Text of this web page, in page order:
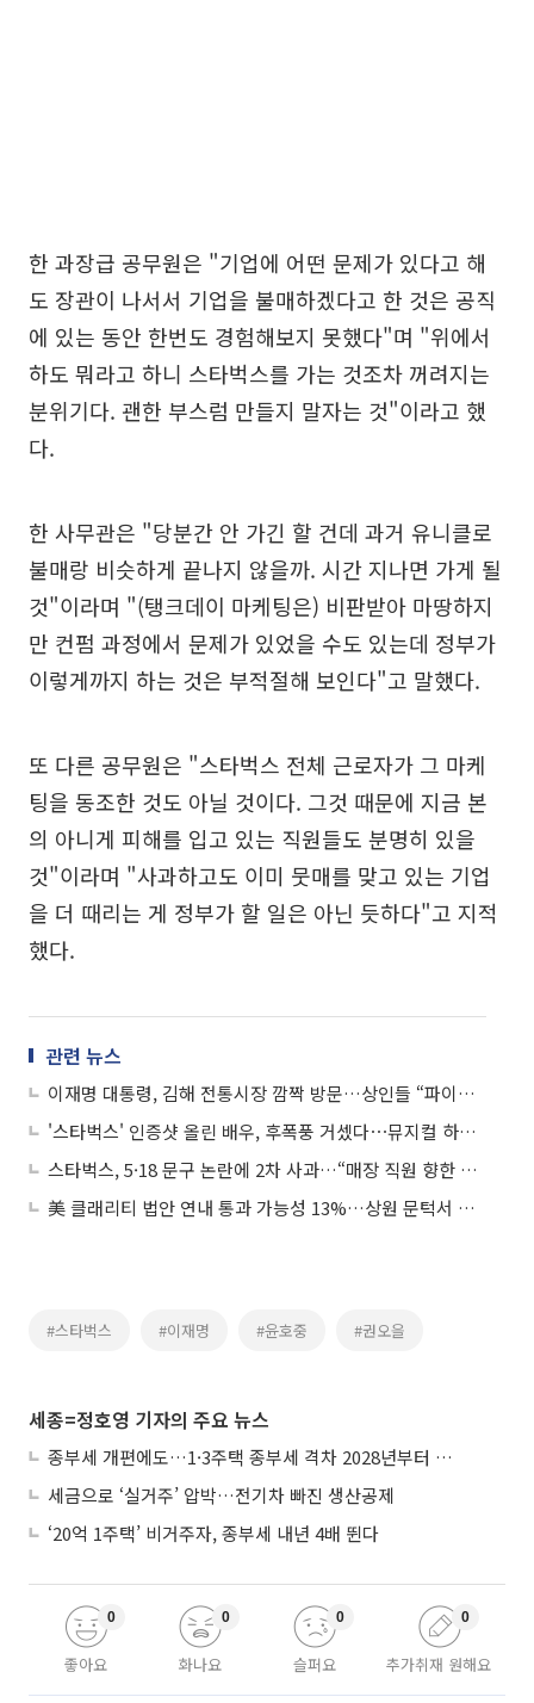
한 과장급 공무원은 "기업에 어떤 문제가 있다고 해
도 장관이 나서서 기업을 불매하겠다고 한 것은 공직
에 있는 동안 한번도 경험해보지 못했다"며 "위에서
하도 뭐라고 하니 스타벅스를 가는 것조차 꺼려지는
분위기다. 괜한 부스럼 만들지 말자는 것"이라고 했
다.
한 사무관은 "당분간 안 가긴 할 건데 과거 유니클로
불매랑 비슷하게 끝나지 않을까. 시간 지나면 가게 될
것"이라며 "(탱크데이 마케팅은) 비판받아 마땅하지
만 컨펌 과정에서 문제가 있었을 수도 있는데 정부가
이렇게까지 하는 것은 부적절해 보인다"고 말했다.
또 다른 공무원은 "스타벅스 전체 근로자가 그 마케
팅을 동조한 것도 아닐 것이다. 그것 때문에 지금 본
의 아니게 피해를 입고 있는 직원들도 분명히 있을
것"이라며 "사과하고도 이미 뭇매를 맞고 있는 기업
을 더 때리는 게 정부가 할 일은 아닌 듯하다"고 지적
했다.
관련 뉴스
이재명 대통령, 김해 전통시장 깜짝 방문…상인들 “파이팅 해달라”
'스타벅스' 인증샷 올린 배우, 후폭풍 거셌다⋯뮤지컬 하차 결정
스타벅스, 5·18 문구 논란에 2차 사과…“매장 직원 향한 비난 자제 부탁”
美 클래리티 법안 연내 통과 가능성 13%…상원 문턱서 제동
#스타벅스 #이재명 #윤호중 #권오을
세종=정호영 기자의 주요 뉴스
종부세 개편에도…1·3주택 종부세 격차 2028년부터 확대
세금으로 ‘실거주’ 압박…전기차 빠진 생산공제
‘20억 1주택’ 비거주자, 종부세 내년 4배 뛴다
좋아요
0
화나요
0
슬퍼요
0
추가취재 원해요
0